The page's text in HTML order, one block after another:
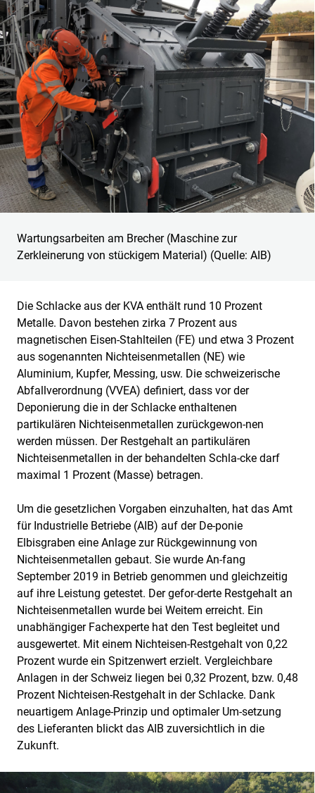
Wartungsarbeiten am Brecher (Maschine zur
Zerkleinerung von stückigem Material) (Quelle: AIB)
Die Schlacke aus der KVA enthält rund 10 Prozent
Metalle. Davon bestehen zirka 7 Prozent aus
magnetischen Eisen-Stahlteilen (FE) und etwa 3 Prozent
aus sogenannten Nichteisenmetallen (NE) wie
Aluminium, Kupfer, Messing, usw. Die schweizerische
Abfallverordnung (VVEA) definiert, dass vor der
Deponierung die in der Schlacke enthaltenen
partikulären Nichteisenmetallen zurückgewon-nen
werden müssen. Der Restgehalt an partikulären
Nichteisenmetallen in der behandelten Schla-cke darf
maximal 1 Prozent (Masse) betragen.
Um die gesetzlichen Vorgaben einzuhalten, hat das Amt
für Industrielle Betriebe (AIB) auf der De-ponie
Elbisgraben eine Anlage zur Rückgewinnung von
Nichteisenmetallen gebaut. Sie wurde An-fang
September 2019 in Betrieb genommen und gleichzeitig
auf ihre Leistung getestet. Der gefor-derte Restgehalt an
Nichteisenmetallen wurde bei Weitem erreicht. Ein
unabhängiger Fachexperte hat den Test begleitet und
ausgewertet. Mit einem Nichteisen-Restgehalt von 0,22
Prozent wurde ein Spitzenwert erzielt. Vergleichbare
Anlagen in der Schweiz liegen bei 0,32 Prozent, bzw. 0,48
Prozent Nichteisen-Restgehalt in der Schlacke. Dank
neuartigem Anlage-Prinzip und optimaler Um-setzung
des Lieferanten blickt das AIB zuversichtlich in die
Zukunft.